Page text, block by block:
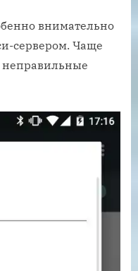
внимательно
сервером. Чаще
неправильные